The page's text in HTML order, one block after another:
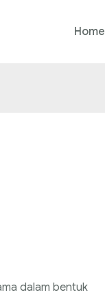
Home
dalam bentuk